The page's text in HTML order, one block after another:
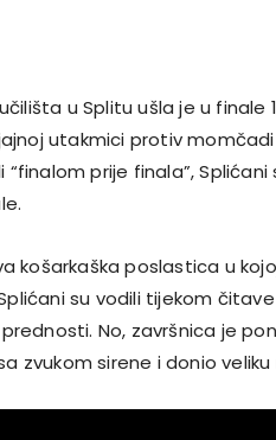
u Splitu ušla je u finale
utakmici protiv
prije finala”, Splićani
košarkaška poslastica u
su vodili tijekom
No, završnica je
zvukom sirene i donio